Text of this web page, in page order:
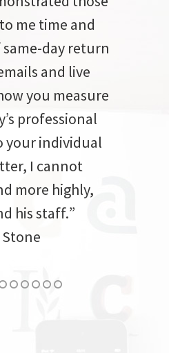
me time and
day return
and live
you measure
professional
your individual
I cannot
more highly,
his staff.”
Stone